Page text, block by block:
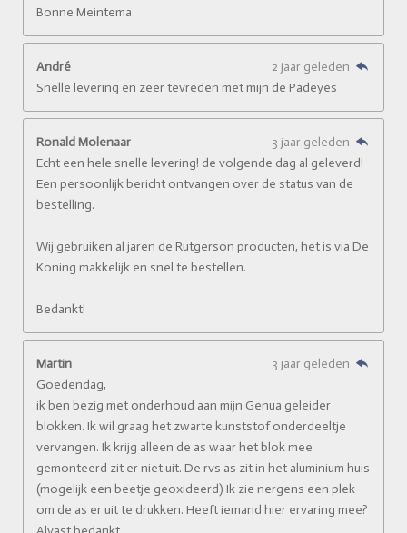
Bonne Meintema
André
2 jaar geleden
Snelle levering en zeer tevreden met mijn de Padeyes
Ronald Molenaar
3 jaar geleden
Echt een hele snelle levering! de volgende dag al geleverd!
Een persoonlijk bericht ontvangen over de status van de
bestelling.
Wij gebruiken al jaren de Rutgerson producten, het is via De
Koning makkelijk en snel te bestellen.
Bedankt!
Martin
3 jaar geleden
Goedendag,
ik ben bezig met onderhoud aan mijn Genua geleider
blokken. Ik wil graag het zwarte kunststof onderdeeltje
vervangen. Ik krijg alleen de as waar het blok mee
gemonteerd zit er niet uit. De rvs as zit in het aluminium huis
(mogelijk een beetje geoxideerd) Ik zie nergens een plek
om de as er uit te drukken. Heeft iemand hier ervaring mee?